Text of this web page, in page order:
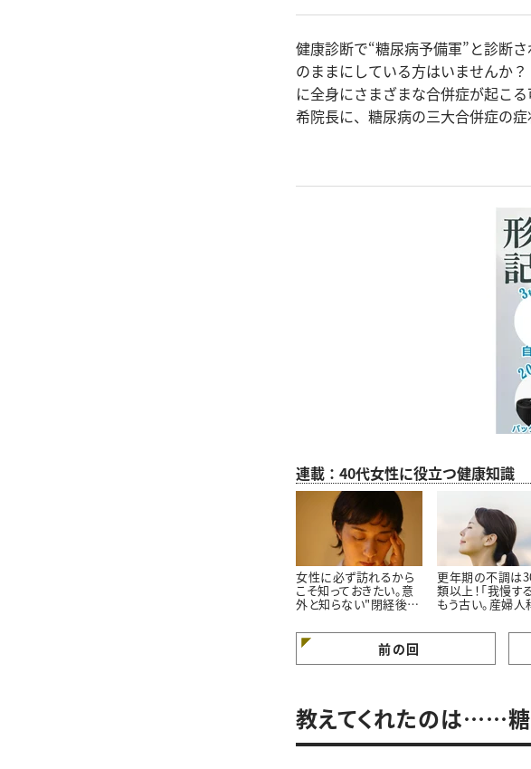
健康診断で“糖尿病予備軍”と診断
のままにしている方はいませんか
に全身にさまざまな合併症が起こ
希院長に、糖尿病の三大合併症の
連載：40代女性に役立つ健康知識
女性に必ず訪れるから
こそ知っておきたい。意
外と知らない"閉経後の
更年期の不調は
類以上！「我慢す
もう古い。産婦人
との付き合い方
前の回
教えてくれたのは……